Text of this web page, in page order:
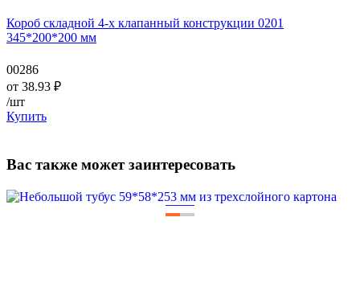
Короб складной 4-х клапанный конструкции 0201
345*200*200 мм
00286
от 38.93 ₽
/шт
Купить
Вас также может заинтересовать
——